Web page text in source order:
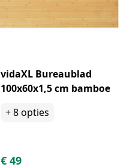
vidaXL Bureaublad
100x60x1,5 cm bamboe
+8opties
€ 49